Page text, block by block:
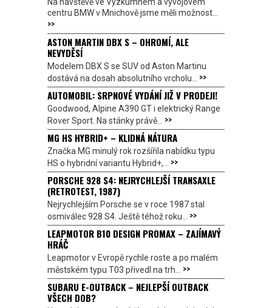
centru BMW v Mnichově jsme měli možnost...
>>
ASTON MARTIN DBX S – OHROMÍ, ALE
NEVYDĚSÍ
Modelem DBX S se SUV od Aston Martinu
dostává na dosah absolutního vrcholu... >>
AUTOMOBIL: SRPNOVÉ VYDÁNÍ JIŽ V PRODEJI!
Goodwood, Alpine A390 GT i elektrický Range
Rover Sport. Na stánky právě... >>
MG HS HYBRID+ – KLIDNÁ NÁTURA
Značka MG minulý rok rozšířila nabídku typu
HS o hybridní variantu Hybrid+,... >>
PORSCHE 928 S4: NEJRYCHLEJŠÍ TRANSAXLE
(RETROTEST, 1987)
Nejrychlejším Porsche se v roce 1987 stal
osmiválec 928 S4. Ještě téhož roku... >>
LEAPMOTOR B10 DESIGN PROMAX – ZAJÍMAVÝ
HRÁČ
Leapmotor v Evropě rychle roste a po malém
městském typu T03 přivedl na trh... >>
SUBARU E-OUTBACK – NEJLEPŠÍ OUTBACK
VŠECH DOB?